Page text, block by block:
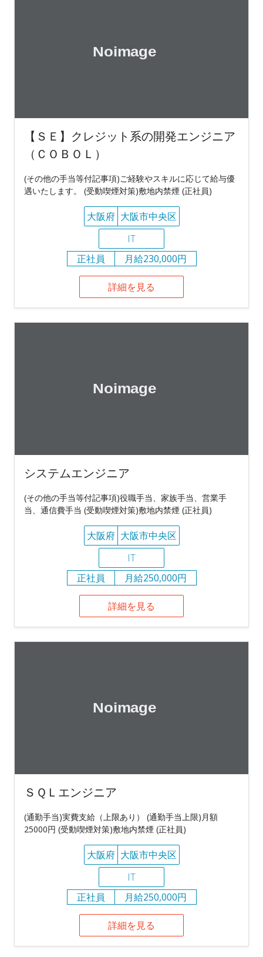
【ＳＥ】クレジット系の開発エンジニア
（ＣＯＢＯＬ）
(その他の手当等付記事項)ご経験やスキルに応じて給与優
遇いたします。 (受動喫煙対策)敷地内禁煙 (正社員)
大阪府 大阪市中央区
IT
正社員
月給230,000円
詳細を見る
システムエンジニア
(その他の手当等付記事項)役職手当、家族手当、営業手
当、通信費手当 (受動喫煙対策)敷地内禁煙 (正社員)
大阪府 大阪市中央区
IT
正社員
月給250,000円
詳細を見る
ＳＱＬエンジニア
(通勤手当)実費支給（上限あり） (通勤手当上限)月額
25000円 (受動喫煙対策)敷地内禁煙 (正社員)
大阪府 大阪市中央区
IT
正社員
月給250,000円
詳細を見る